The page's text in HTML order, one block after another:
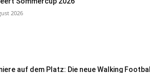
2026
auf dem Platz: Die neue Walking Football